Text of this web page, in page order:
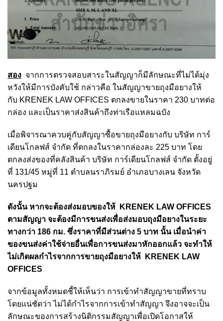
สอง จากการตรวจสอบสาระในสัญญาก็มีลักษณะที่ไม่ได้มุ่ง
หวังให้มีการบังคับใช้ กล่าวคือ ในสัญญาขายถุงมือยางให้
กับ KRENEK LAW OFFICES ตกลงขายในราคา 230 บาทต่อ
กล่อง และเป็นราคาส่งสินค้าถึงท่าเรือแหลมฉบัง
เมื่อพิจารณาควบคู่กับสัญญาซื้อขายถุงมือยางกับ บริษัท การ์
เดียนโกลฟส์ จำกัด ที่ตกลงในราคากล่องละ 225 บาท โดย
ตกลงส่งของที่คลังสินค้า บริษัท การ์เดียนโกลฟส์ จำกัด ตั้งอยู่
ที่ 131/45 หมู่ที่ 11 ตำบลนราภิรมย์ อำเภอบางเลน จังหวัด
นครปฐม
ดังนั้น หากจะต้องส่งมอบของให้ KRENEK LAW OFFICES
ตามสัญญา จะต้องมีการขนส่งเพื่อส่งมอบถุงมือยางในระยะ
ทางกว่า 186 กม. ซึ่งราคาที่มีส่วนต่าง 5 บาท นั้น เมื่อนำค่า
ของขนส่งค่าใช้จ่ายอื่นเพื่อการขนส่งมาหักออกแล้ว จะทำให้
ไม่เกิดผลกำไรจากการขายถุงมือยางให้ KRENEK LAW
OFFICES
จากข้อมูลทั้งหมดชี้ให้เห็นว่า การเข้าทำสัญญาขายที่ทราบ
โดยแน่ชัดว่า ไม่ได้กำไรจากการเข้าทำสัญญา จึงอาจจะเป็น
ลักษณะของการสร้างนิติกรรมสัญญาเพื่อเปิดโอกาสให้